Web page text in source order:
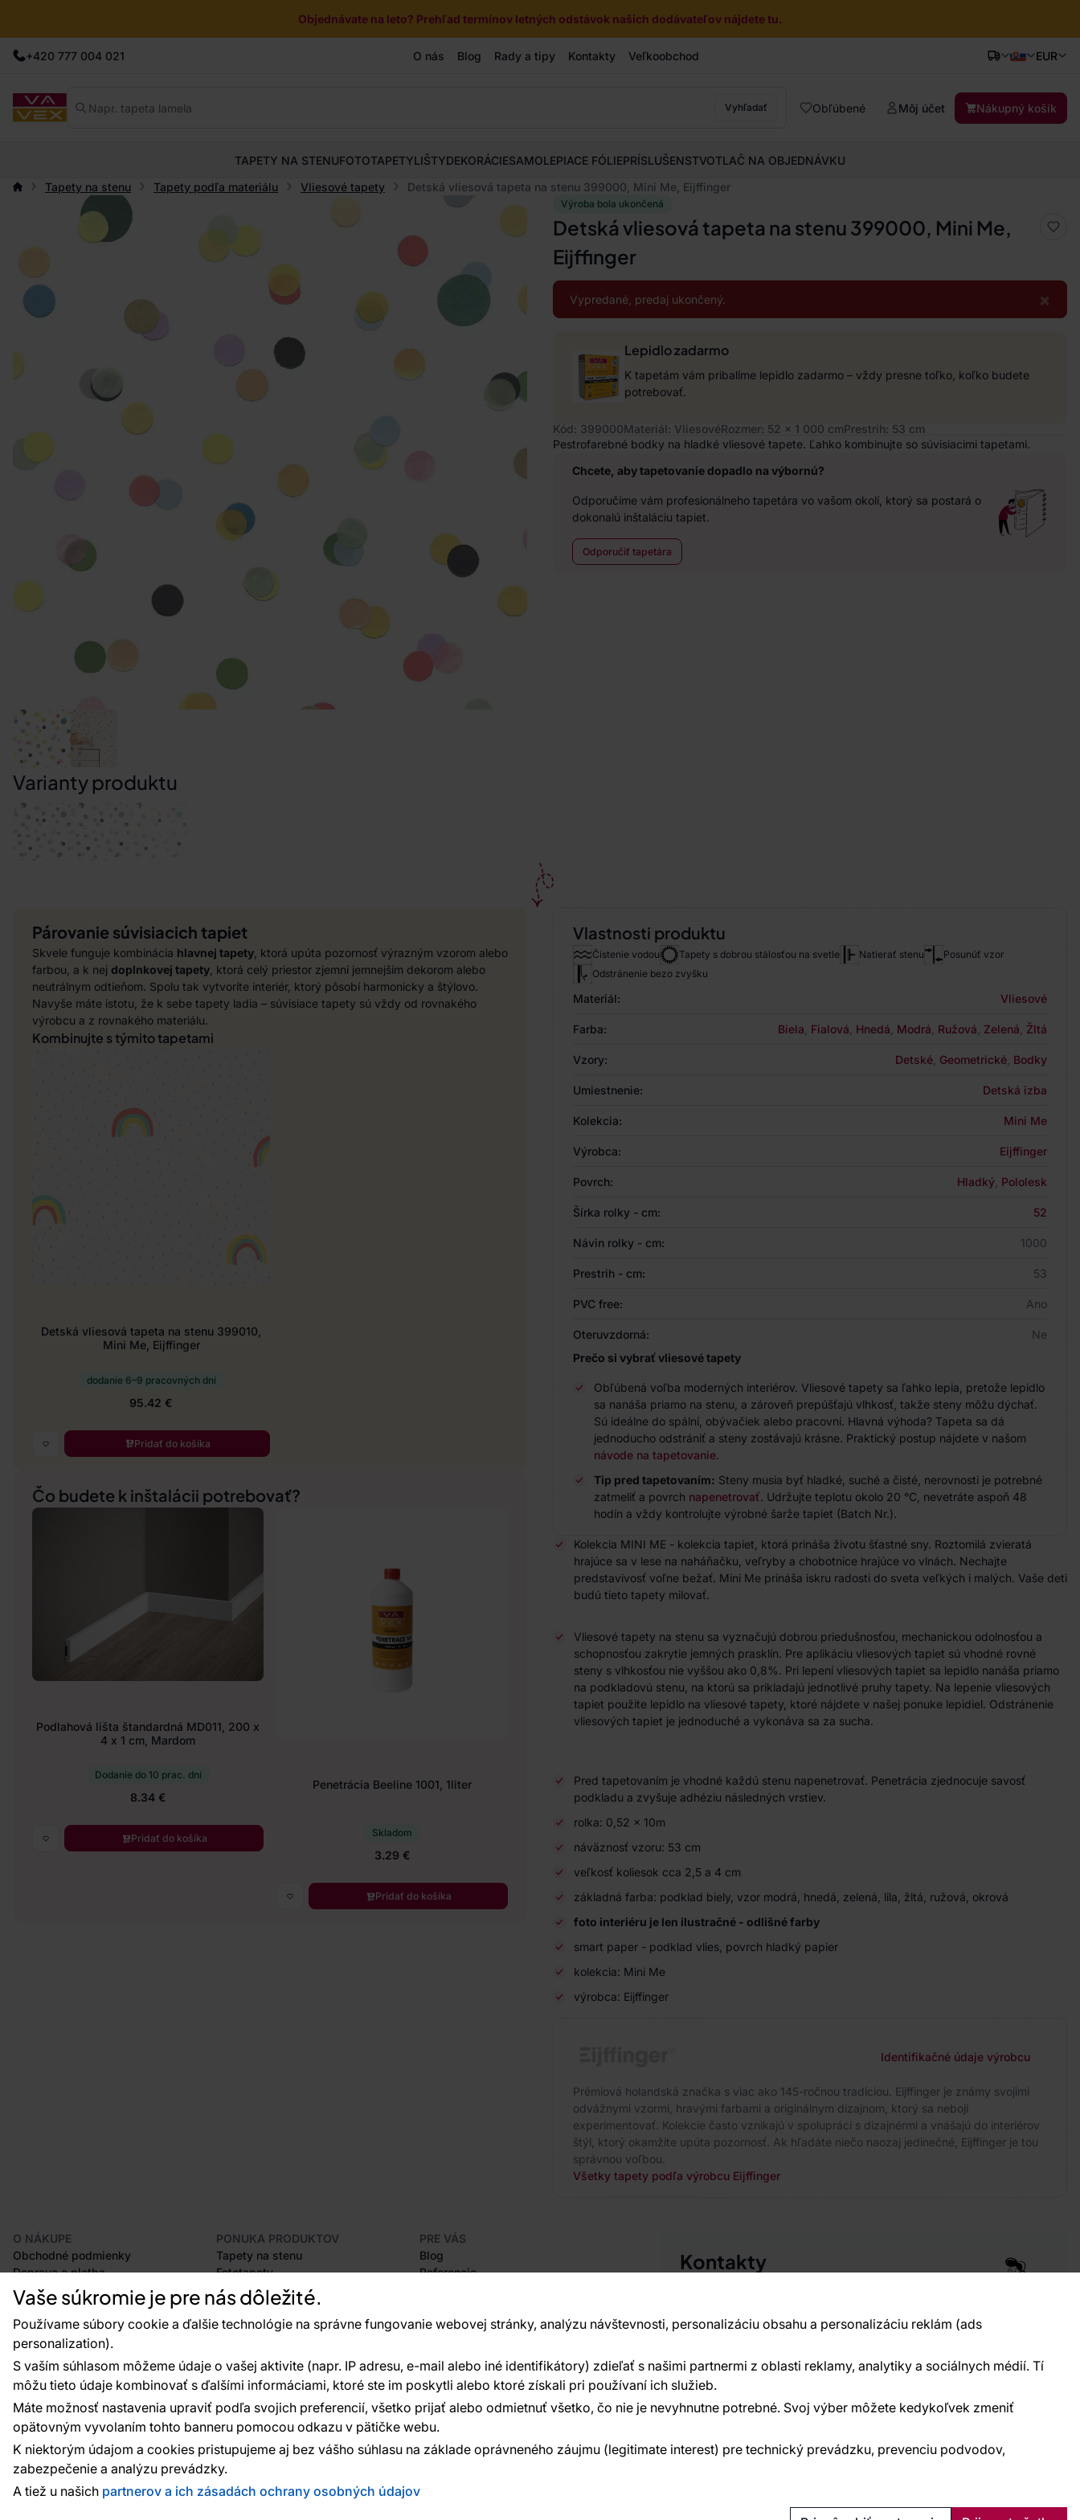
Vaše súkromie je pre nás dôležité.
Používame súbory cookie a ďalšie technológie na správne fungovanie webovej stránky, analýzu návštevnosti, personalizáciu obsahu a personalizáciu reklám (ads
personalization).
S vaším súhlasom môžeme údaje o vašej aktivite (napr. IP adresu, e-mail alebo iné identifikátory) zdieľať s našimi partnermi z oblasti reklamy, analytiky a sociálnych médií. Tí
môžu tieto údaje kombinovať s ďalšími informáciami, ktoré ste im poskytli alebo ktoré získali pri používaní ich služieb.
Máte možnosť nastavenia upraviť podľa svojich preferencií, všetko prijať alebo odmietnuť všetko, čo nie je nevyhnutne potrebné. Svoj výber môžete kedykoľvek zmeniť
opätovným vyvolaním tohto banneru pomocou odkazu v pätičke webu.
K niektorým údajom a cookies pristupujeme aj bez vášho súhlasu na základe oprávneného záujmu (legitimate interest) pre technický prevádzku, prevenciu podvodov,
zabezpečenie a analýzu prevádzky.
A tiež u našich partnerov a ich zásadách ochrany osobných údajov
Objednávate na leto? Prehľad termínov letných odstávok našich dodávateľov nájdete tu.
+420 777 004 021 O nás Blog Rady a tipy Kontakty Veľkoobchod EUR
Vyhľadať Obľúbené Môj účet Nákupný košík
TAPETY NA STENUFOTOTAPETYLIŠTYDEKORÁCIESAMOLEPIACE FÓLIEPRÍSLUŠENSTVOTLAČ NA OBJEDNÁVKU
Tapety na stenu
Tapety podľa materiálu Vliesové tapety Detská vliesová tapeta na stenu 399000, Mini Me, Eijffinger
Výroba bola ukončená
Detská vliesová tapeta na stenu 399000, Mini Me,
Eijffinger
×
Vypredané, predaj ukončený.
Lepidlo zadarmo
K tapetám vám pribalíme lepidlo zadarmo – vždy presne toľko, koľko budete
potrebovať.
Kód: 399000Materiál: VliesovéRozmer: 52 x 1 000 cmPrestrih: 53 cm
Pestrofarebné bodky na hladké vliesové tapete. Ľahko kombinujte so súvisiacimi tapetami.
Chcete, aby tapetovanie dopadlo na výbornú?
Odporučíme vám profesionálneho tapetára vo vašom okolí, ktorý sa postará o
dokonalú inštaláciu tapiet.
Odporučiť tapetára
Varianty produktu
Vlastnosti produktu
Čistenie vodou Tapety s dobrou stálosťou na svetle Natierať stenu
Posunúť vzor
Odstránenie bezo zvyšku
Materiál: Vliesové
Farba: Biela Fialová Hnedá Modrá Ružová Zelená Žltá
Vzory: Detské Geometrické Bodky
Umiestnenie: Detská izba
Kolekcia: Mini Me
Výrobca: Eijffinger
Povrch: Hladký Pololesk
Šírka rolky - cm: 52
Návin rolky - cm: 1000
Prestrih - cm: 53
PVC free: Ano
Oteruvzdorná:
Ne
Prečo si vybrať vliesové tapety
Obľúbená voľba moderných interiérov. Vliesové tapety sa ľahko lepia, pretože lepidlo
sa nanáša priamo na stenu, a zároveň prepúšťajú vlhkosť, takže steny môžu dýchať.
Sú ideálne do spální, obývačiek alebo pracovní. Hlavná výhoda? Tapeta sa dá
jednoducho odstrániť a steny zostávajú krásne. Praktický postup nájdete v našom
návode na tapetovanie.
Tip pred tapetovaním: Steny musia byť hladké, suché a čisté, nerovnosti je potrebné
zatmeliť a povrch napenetrovať. Udržujte teplotu okolo 20 °C, nevetráte aspoň 48
hodín a vždy kontrolujte výrobné šarže tapiet (Batch Nr.).
Kolekcia MINI ME - kolekcia tapiet, ktorá prináša životu šťastné sny. Roztomilá zvieratá
hrajúce sa v lese na naháňačku, veľryby a chobotnice hrajúce vo vlnách. Nechajte
predstavivosť voľne bežať. Mini Me prináša iskru radosti do sveta veľkých i malých. Vaše deti
budú tieto tapety milovať.
Vliesové tapety na stenu sa vyznačujú dobrou priedušnosťou, mechanickou odolnosťou a
schopnosťou zakrytie jemných prasklín. Pre aplikáciu vliesových tapiet sú vhodné rovné
steny s vlhkosťou nie vyššou ako 0,8%. Pri lepení vliesových tapiet sa lepidlo nanáša priamo
na podkladovú stenu, na ktorú sa prikladajú jednotlivé pruhy tapety. Na lepenie vliesových
tapiet použite lepidlo na vliesové tapety, ktoré nájdete v našej ponuke lepidiel. Odstránenie
vliesových tapiet je jednoduché a vykonáva sa za sucha.
Pred tapetovaním je vhodné každú stenu napenetrovať. Penetrácia zjednocuje savosť
podkladu a zvyšuje adhéziu následných vrstiev.
rolka: 0,52 x 10m
náväznosť vzoru: 53 cm
veľkosť koliesok cca 2,5 a 4 cm
základná farba: podklad biely, vzor modrá, hnedá, zelená, lila, žltá, ružová, okrová
foto interiéru je len ilustračné - odlišné farby
smart paper - podklad vlies, povrch hladký papier
kolekcia: Mini Me
výrobca: Eijffinger
Identifikačné údaje výrobcu
Prémiová holandská značka s viac ako 145-ročnou tradíciou. Eijffinger je známy svojimi
odvážnymi vzormi, hravými farbami a originálnym dizajnom, ktorý sa nebojí
experimentovať. Kolekcie často vznikajú v spolupráci s dizajnérmi a vnášajú do interiérov
štýl, ktorý okamžite upúta pozornosť. Ak hľadáte niečo naozaj jedinečné, Eijffinger je tou
správnou voľbou.
Všetky tapety podľa výrobcu Eijffinger
Párovanie súvisiacich tapiet
Skvele funguje kombinácia hlavnej tapety , ktorá upúta pozornosť výrazným vzorom alebo
farbou, a k nej doplnkovej tapety , ktorá celý priestor zjemní jemnejším dekorom alebo
neutrálnym odtieňom. Spolu tak vytvoríte interiér, ktorý pôsobí harmonicky a štýlovo.
Navyše máte istotu, že k sebe tapety ladia – súvisiace tapety sú vždy od rovnakého
výrobcu a z rovnakého materiálu.
Kombinujte s týmito tapetami
Detská vliesová tapeta na stenu 399010,
Mini Me, Eijffinger
dodanie 6–9 pracovných dní
95.42 €
Pridať do košíka
Čo budete k inštalácii potrebovať?
Podlahová lišta štandardná MD011, 200 x
4 x 1 cm, Mardom
Dodanie do 10 prac. dní
8.34 €
Pridať do košíka
Penetrácia Beeline 1001, 1liter
Skladom
3.29 €
Pridať do košíka
O NÁKUPE
Obchodné podmienky
Doprava a platba
Odstúpenie od zmluvy
Postup pri podávaní reklamácií
Vrátenie tovaru
Certifikácia CE
Plánovač tapiet
PONUKA PRODUKTOV
Tapety na stenu
Fototapety
Lišty
Dekorácie
Samolepiace fólie
PRE VÁS
Blog
Referencie
Najčastejšie otázky
O SPOLOČNOSTI
O nás
Kontakty
Vavex 1990 s.r.o., IČ: 26776251, DIČ: CZ26776251
Ďalšie kontakty
Platobné metódy: Platby zaisťuje:
Ochrana osobných údajovCookies